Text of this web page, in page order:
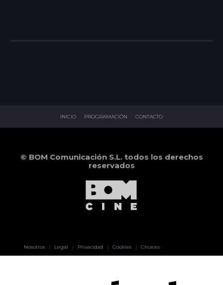
INICIO PROGRAMACIÓN CONTACTO
© BOM Comunicación S.L. todos los derechos
reservados
Nosotros | Legal | Privacidad | Cookies | Choices